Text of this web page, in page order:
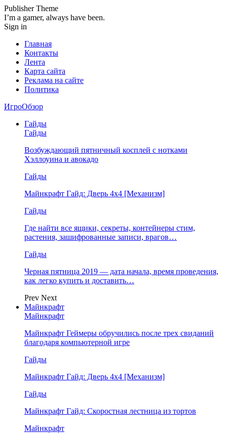
Publisher Theme
I’m a gamer, always have been.
Sign in
Главная
Контакты
Лента
Карта сайта
Реклама на сайте
Политика
ИгроОбзор
Гайды
Гайды
Возбуждающий пятничный косплей с нотками
Хэллоуина и авокадо
Гайды
Майнкрафт Гайд: Дверь 4х4 [Механизм]
Гайды
Где найти все ящики, секреты, контейнеры стим,
растения, зашифрованные записи, врагов…
Гайды
Черная пятница 2019 — дата начала, время проведения,
как легко купить и доставить…
Prev Next
Майнкрафт
Майнкрафт
Майнкрафт Геймеры обручились после трех свиданий
благодаря компьютерной игре
Гайды
Майнкрафт Гайд: Дверь 4х4 [Механизм]
Гайды
Майнкрафт Гайд: Скоростная лестница из тортов
Майнкрафт